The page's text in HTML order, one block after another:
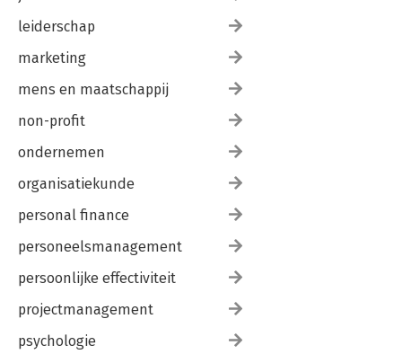
leiderschap
marketing
mens en maatschappij
non-profit
ondernemen
organisatiekunde
personal finance
personeelsmanagement
persoonlijke effectiviteit
projectmanagement
psychologie